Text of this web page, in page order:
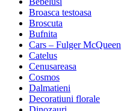
Broasca testoasa
Broscuta
Bufnita
Cars – Fulger McQueen
Catelus
Cenusareasa
Cosmos
Dalmatieni
Decoratiuni florale